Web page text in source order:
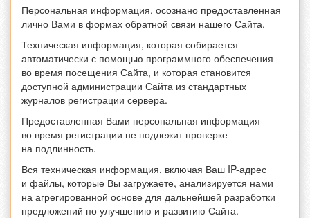
Персональная информация, осознано предоставленная
лично Вами в формах обратной связи нашего Сайта.
Техническая информация, которая собирается
автоматически с помощью программного обеспечения
во время посещения Сайта, и которая становится
доступной администрации Сайта из стандартных
журналов регистрации сервера.
Предоставленная Вами персональная информация
во время регистрации не подлежит проверке
на подлинность.
Вся техническая информация, включая Ваш IP-адрес
и файлы, которые Вы загружаете, анализируется нами
на агрегированной основе для дальнейшей разработки
предложений по улучшению и развитию Сайта.